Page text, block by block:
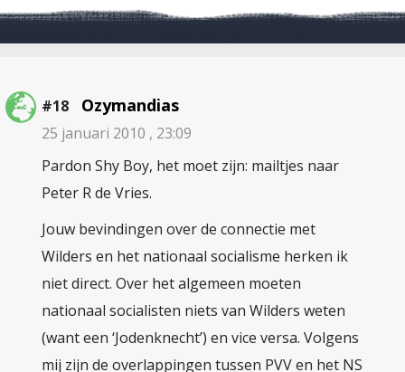
#18 Ozymandias
25 januari 2010 , 23:09
Pardon Shy Boy, het moet zijn: mailtjes naar
Peter R de Vries.
Jouw bevindingen over de connectie met
Wilders en het nationaal socialisme herken ik
niet direct. Over het algemeen moeten
nationaal socialisten niets van Wilders weten
(want een ‘Jodenknecht’) en vice versa. Volgens
mij zijn de overlappingen tussen PVV en het NS